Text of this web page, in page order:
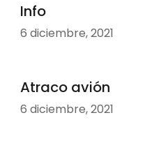
Info
6 diciembre, 2021
Atraco avión
6 diciembre, 2021